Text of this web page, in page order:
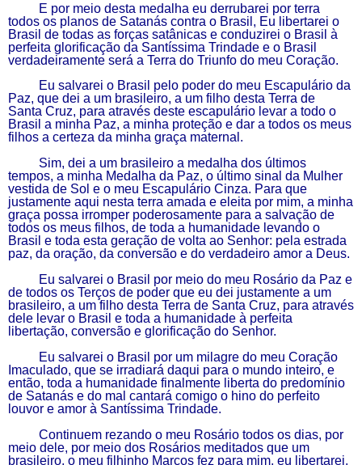
E por meio desta medalha eu derrubarei por terra
todos os planos de Satanás contra o Brasil, Eu libertarei o
Brasil de todas as forças satânicas e conduzirei o Brasil à
perfeita glorificação da Santíssima Trindade e o Brasil
verdadeiramente será a Terra do Triunfo do meu Coração.
Eu salvarei o Brasil pelo poder do meu Escapulário da
Paz, que dei a um brasileiro, a um filho desta Terra de
Santa Cruz, para através deste escapulário levar a todo o
Brasil a minha Paz, a minha proteção e dar a todos os meus
filhos a certeza da minha graça maternal.
Sim, dei a um brasileiro a medalha dos últimos
tempos, a minha Medalha da Paz, o último sinal da Mulher
vestida de Sol e o meu Escapulário Cinza. Para que
justamente aqui nesta terra amada e eleita por mim, a minha
graça possa irromper poderosamente para a salvação de
todos os meus filhos, de toda a humanidade levando o
Brasil e toda esta geração de volta ao Senhor: pela estrada
paz, da oração, da conversão e do verdadeiro amor a Deus.
Eu salvarei o Brasil por meio do meu Rosário da Paz e
de todos os Terços de poder que eu dei justamente a um
brasileiro, a um filho desta Terra de Santa Cruz, para através
dele levar o Brasil e toda a humanidade à perfeita
libertação, conversão e glorificação do Senhor.
Eu salvarei o Brasil por um milagre do meu Coração
Imaculado, que se irradiará daqui para o mundo inteiro, e
então, toda a humanidade finalmente liberta do predomínio
de Satanás e do mal cantará comigo o hino do perfeito
louvor e amor à Santíssima Trindade.
Continuem rezando o meu Rosário todos os dias, por
meio dele, por meio dos Rosários meditados que um
brasileiro, o meu filhinho Marcos fez para mim, eu libertarei,